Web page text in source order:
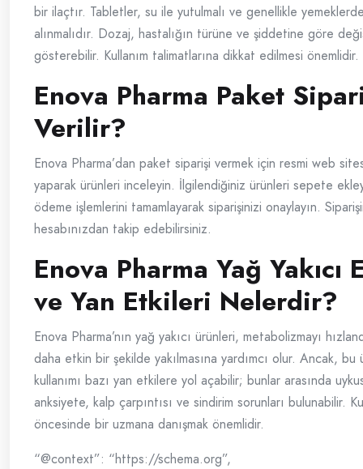
bir ilaçtır. Tabletler, su ile yutulmalı ve genellikle
alınmalıdır. Dozaj, hastalığın türüne ve şiddetine göre
gösterebilir. Kullanım talimatlarına dikkat edilmesi önemlidir.
Enova Pharma Paket
Verilir?
Enova Pharma’dan paket siparişi vermek için resmi web
yaparak ürünleri inceleyin. İlgilendiğiniz ürünleri sepete
ödeme işlemlerini tamamlayarak siparişinizi onaylayın.
hesabınızdan takip edebilirsiniz.
Enova Pharma Yağ Yakıcı
ve Yan Etkileri Nelerdir?
Enova Pharma’nın yağ yakıcı ürünleri, metabolizmayı
daha etkin bir şekilde yakılmasına yardımcı olur. Ancak, bu
kullanımı bazı yan etkilere yol açabilir; bunlar arasında
anksiyete, kalp çarpıntısı ve sindirim sorunları bulunabilir.
öncesinde bir uzmana danışmak önemlidir.
“@context”: “https://schema.org”,